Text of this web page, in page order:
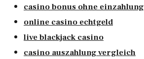
casino bonus ohne einzahlung
online casino echtgeld
live blackjack casino
casino auszahlung vergleich